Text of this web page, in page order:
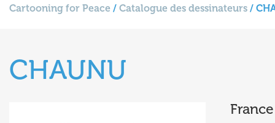
Cartooning for Peace / Catalogue des dessinateurs /
CHAUNU
France